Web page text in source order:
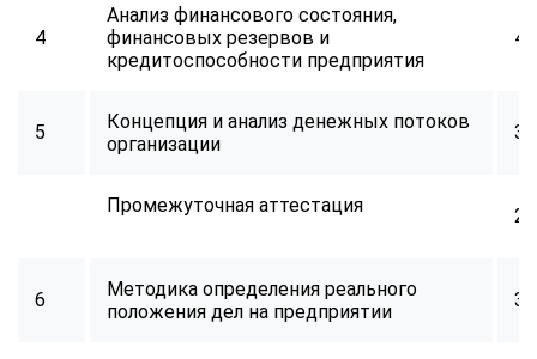
4
Анализ финансового состояния,
финансовых резервов и
кредитоспособности предприятия
40
5
Концепция и анализ денежных потоков
организации
32
Промежуточная аттестация 2
6
Методика определения реального
положения дел на предприятии
34